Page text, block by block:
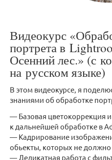
Видеокурс
портрета в
Осенний лес.» (с
на русском языке)
В этом видеокурсе, я
знаниями об обработке
— Базовая цветокоррекция
к дальнейшей обработке в
— Кадрирование
обьекты, которых не должно
— Деликатная работа с